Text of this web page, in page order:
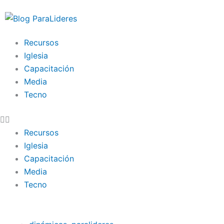
al
Recursos
Iglesia
Capacitación
Media
Tecno
Recursos
Iglesia
Capacitación
Media
Tecno